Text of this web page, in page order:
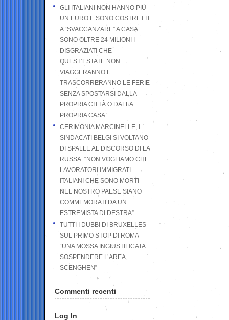
GLI ITALIANI NON HANNO PIÙ
UN EURO E SONO COSTRETTI
A “SVACCANZARE” A CASA:
SONO OLTRE 24 MILIONI I
DISGRAZIATI CHE
QUEST’ESTATE NON
VIAGGERANNO E
TRASCORRERANNO LE FERIE
SENZA SPOSTARSI DALLA
PROPRIA CITTÀ O DALLA
PROPRIA CASA
CERIMONIA MARCINELLE, I
SINDACATI BELGI SI VOLTANO
DI SPALLE AL DISCORSO DI LA
RUSSA: “NON VOGLIAMO CHE
LAVORATORI IMMIGRATI
ITALIANI CHE SONO MORTI
NEL NOSTRO PAESE SIANO
COMMEMORATI DA UN
ESTREMISTA DI DESTRA”
TUTTI I DUBBI DI BRUXELLES
SUL PRIMO STOP DI ROMA
“UNA MOSSA INGIUSTIFICATA
SOSPENDERE L’AREA
SCENGHEN”
Commenti recenti
Log In